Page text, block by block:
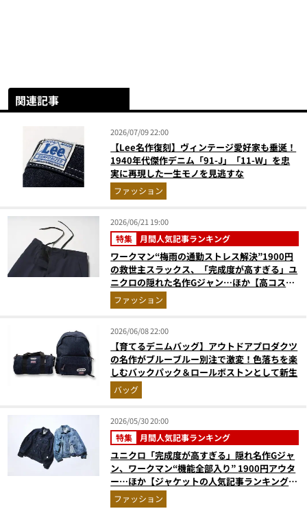
関連記事
2026/07/09 22:00
【Lee名作復刻】ヴィンテージ愛好家も垂涎！
1940年代傑作デニム「91-J」「11-W」を忠
実に再現した一生モノを見逃すな
ファッション
2026/06/21 19:00
特集 月間人気記事ランキング
ワークマン“梅雨の通勤ストレス解決”1900円
の救世主スラックス、「完成度が高すぎる」ユ
ニクロの隠れた名作Gジャン…ほか【高コスパ
ウェアの人気記事ランキングベスト3】（2026
年5月版）
ファッション
2026/06/08 22:00
【育てるデニムバッグ】アウトドアプロダクツ
の名作がブルーブルー別注で激変！色落ちを楽
しむバックパック＆ロールボストンとして新生
バッグ
2026/05/30 20:00
特集 月間人気記事ランキング
ユニクロ「完成度が高すぎる」隠れ名作Gジャ
ン、ワークマン“機能全部入り” 1900円アウタ
ー…ほか【ジャケットの人気記事ランキングベ
スト3】（2026年4月版）
ファッション